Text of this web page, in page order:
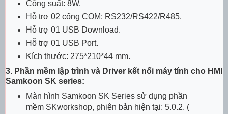
Công suất: 8W.
Hỗ trợ 02 cổng COM: RS232/RS422/R485.
Hỗ trợ 01 USB Download.
Hỗ trợ 01 USB Port.
Kích thước: 275*210*44 mm.
3. Phần mềm lập trình và Driver kết nối máy tính cho HMI
Samkoon SK series:
Màn hình Samkoon SK Series sử dụng phần
mềm SKworkshop, phiên bản hiện tại: 5.0.2. (